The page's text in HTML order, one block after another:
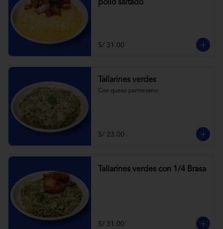
pollo saltado
S/ 31.00
Tallarines verdes
Con queso parmesano
S/ 23.00
Tallarines verdes con 1/4 Brasa
S/ 31.00